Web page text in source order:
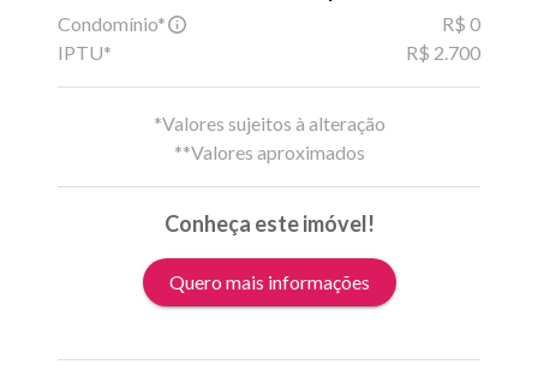
Condomínio*
R$ 0
IPTU*
R$ 2.700
*Valores sujeitos à alteração
**Valores aproximados
Conheça este imóvel!
Quero mais informações